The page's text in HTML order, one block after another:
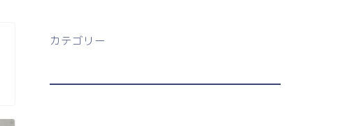
カテゴリー